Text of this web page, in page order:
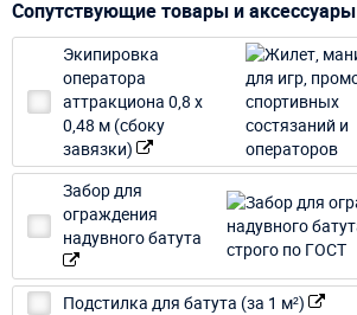
Сопутствующие товары и аксессуары
Экипировка
оператора
аттракциона 0,8 х
0,48 м (сбоку
завязки)
Забор для
ограждения
надувного батута
Подстилка для батута (за 1 м²)